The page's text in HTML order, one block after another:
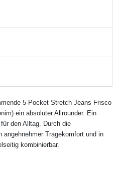
5-Pocket Stretch Jeans Frisco
ein absoluter Allrounder. Ein
den Alltag. Durch die
angehnehmer Tragekomfort und in
kombinierbar.